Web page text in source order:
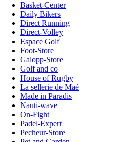
Basket-Center
Daily Bikers
Direct Running
Direct-Volley
Espace Golf
Foot-Store
Galopp-Store
Golf and co
House of Rugby
La sellerie de Maé
Made in Paradis
Nauti-wave
On-Fight
Padel-Expert
Pecheur-Store